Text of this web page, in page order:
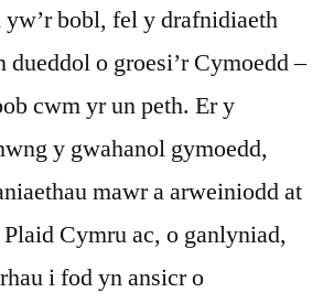
bobl, fel y drafnidiaeth
dueddol o groesi’r Cymoedd–
cwm yr un peth. Er y
y gwahanol gymoedd,
mawr a arweiniodd at
Cymru ac, o ganlyniad,
i fod yn ansicr o